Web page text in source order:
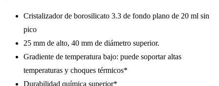
Cristalizador de borosilicato 3.3 de fondo plano de 20 ml sin
pico
25 mm de alto, 40 mm de diámetro superior.
Gradiente de temperatura bajo: puede soportar altas
temperaturas y choques térmicos*
Durabilidad química superior*